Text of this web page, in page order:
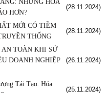
NHỮNG HÓA
HƠN?
(28.11.2024)
MỚI CÓ TIỀM
THỐNG
(28.11.2024)
TOÀN KHI SỬ
DOANH NGHIỆP
(26.11.2024)
Tái Tạo: Hóa
(25.11.2024)